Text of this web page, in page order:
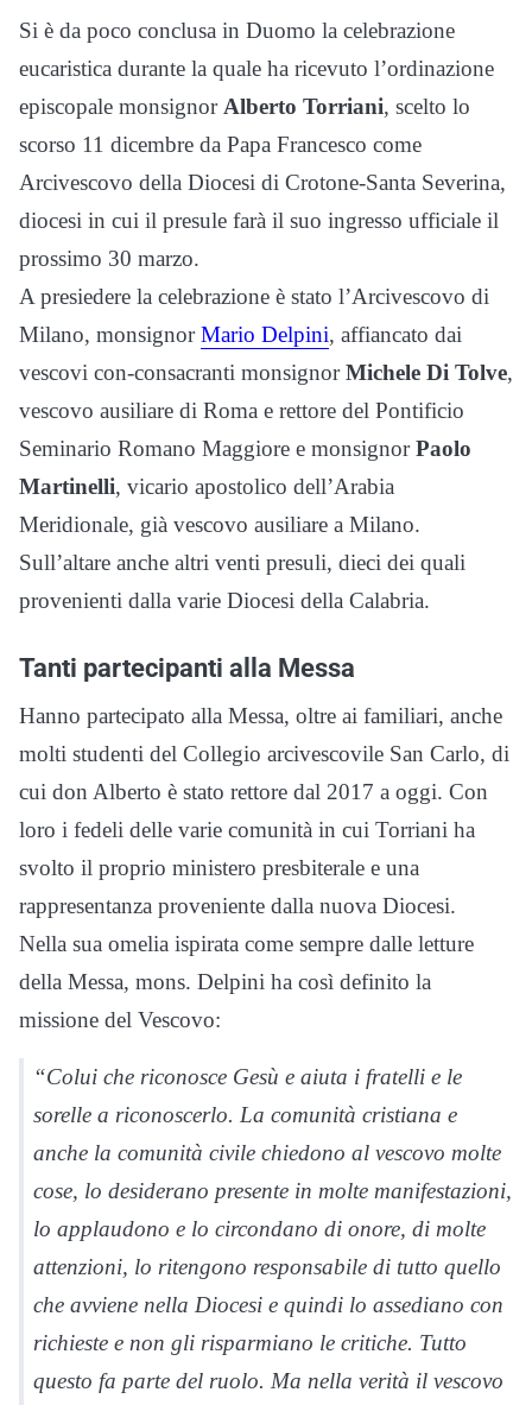
Si è da poco conclusa in Duomo la celebrazione
eucaristica durante la quale ha ricevuto l’ordinazione
episcopale monsignor Alberto Torriani, scelto lo
scorso 11 dicembre da Papa Francesco come
Arcivescovo della Diocesi di Crotone-Santa Severina,
diocesi in cui il presule farà il suo ingresso ufficiale il
prossimo 30 marzo.
A presiedere la celebrazione è stato l’Arcivescovo di
Milano, monsignorMario Delpini, affiancato dai
vescovi con-consacranti monsignorMichele Di Tolve,
vescovo ausiliare di Roma e rettore del Pontificio
Seminario Romano Maggiore e monsignorPaolo
Martinelli, vicario apostolico dell’Arabia
Meridionale, già vescovo ausiliare a Milano.
Sull’altare anche altri venti presuli, dieci dei quali
provenienti dalla varie Diocesi della Calabria.
Tanti partecipanti alla Messa
Hanno partecipato alla Messa, oltre ai familiari, anche
molti studenti del Collegio arcivescovile San Carlo, di
cui don Alberto è stato rettore dal 2017 a oggi. Con
loro i fedeli delle varie comunità in cui Torriani ha
svolto il proprio ministero presbiterale e una
rappresentanza proveniente dalla nuova Diocesi.
Nella sua omelia ispirata come sempre dalle letture
della Messa, mons. Delpini ha così definito la
missione del Vescovo:
“Colui che riconosce Gesù e aiuta i fratelli e le
sorelle a riconoscerlo. La comunità cristiana e
anche la comunità civile chiedono al vescovo molte
cose, lo desiderano presente in molte manifestazioni,
lo applaudono e lo circondano di onore, di molte
attenzioni, lo ritengono responsabile di tutto quello
che avviene nella Diocesi e quindi lo assediano con
richieste e non gli risparmiano le critiche. Tutto
questo fa parte del ruolo. Ma nella verità il vescovo